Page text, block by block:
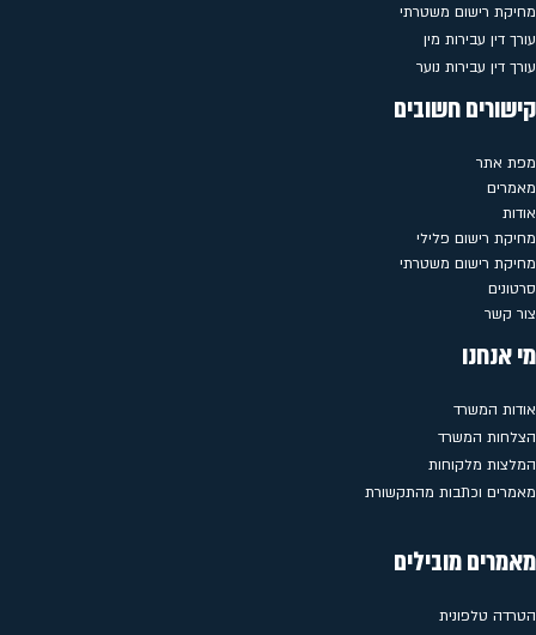
מחיקת רישום משטרתי
עורך דין עבירות מין
עורך דין עבירות נוער
קישורים חשובים
מפת אתר
מאמרים
אודות
מחיקת רישום פלילי
מחיקת רישום משטרתי
סרטונים
צור קשר
מי אנחנו
אודות המשרד
הצלחות המשרד
המלצות מלקוחות
מאמרים וכתבות מהתקשורת
מאמרים מובילים
הטרדה טלפונית